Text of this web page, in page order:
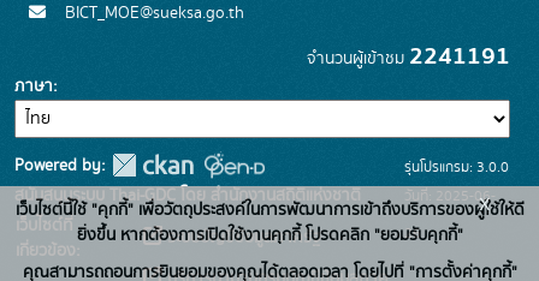
BICT_MOE@sueksa.go.th
จำนวนผู้เข้าชม 2241191
ภาษา
Powered by:
สนับสนุนระบบ Thai-GDC โดย สำนักงานสถิติแห่งชาติ
เว็บไซต์ที่
เกี่ยวข้อง:
ระบบบัญชีข้อมูลภาครัฐ
รุ่นโปรแกรม: 3.0.0
วันที่: 2025-06-
26
เว็บไซต์นี้ใช้ "คุกกี้" เพื่อวัตถุประสงค์ในการพัฒนาการเข้าถึงบริการของผู้ใช้ให้ดี
ยิ่งขึ้น หากต้องการเปิดใช้งานคุกกี้ โปรดคลิก "ยอมรับคุกกี้"
คุณสามารถถอนการยินยอมของคุณได้ตลอดเวลา โดยไปที่ "การตั้งค่าคุกกี้"
x